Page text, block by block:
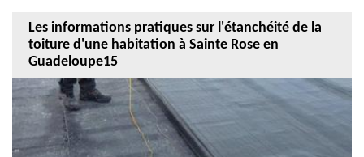
Les informations pratiques sur l'étanchéité de la
toiture d'une habitation à Sainte Rose en
Guadeloupe15